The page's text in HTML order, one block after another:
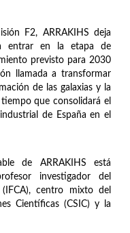
F2, ARRAKIHS deja
entrar en la etapa de
previsto para 2030
llamada a transformar
de las galaxias y la
que consolidará el
de España en el
de ARRAKIHS está
investigador del
centro mixto del
Científicas (CSIC) y la